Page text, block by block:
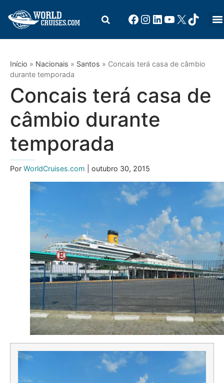
Início » Nacionais » Santos » Concais terá casa de câmbio
durante temporada
Concais terá casa de
câmbio durante
temporada
Por WorldCruises.com | outubro 30, 2015